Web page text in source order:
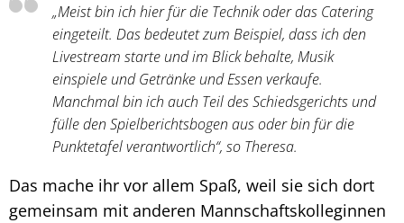
„Meist bin ich hier für die Technik oder das Catering
eingeteilt. Das bedeutet zum Beispiel, dass ich den
Livestream starte und im Blick behalte, Musik
einspiele und Getränke und Essen verkaufe.
Manchmal bin ich auch Teil des Schiedsgerichts und
fülle den Spielberichtsbogen aus oder bin für die
Punktetafel verantwortlich“, so Theresa.
Das mache ihr vor allem Spaß, weil sie sich dort
gemeinsam mit anderen Mannschaftskolleginnen